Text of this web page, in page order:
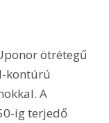
ötrétegű
kontúrú
A
ig terjedő